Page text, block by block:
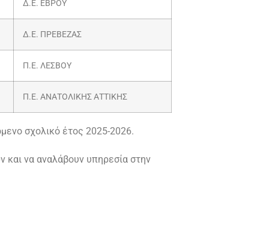
Δ.Ε. ΕΒΡΟΥ
Δ.Ε. ΠΡΕΒΕΖΑΣ
Π.Ε. ΛΕΣΒΟΥ
Π.Ε. ΑΝΑΤΟΛΙΚΗΣ ΑΤΤΙΚΗΣ
σχολικό έτος 2025-2026.
και να αναλάβουν υπηρεσία στην